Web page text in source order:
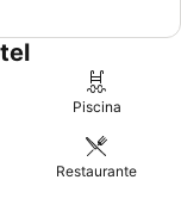
Piscina
Restaurante